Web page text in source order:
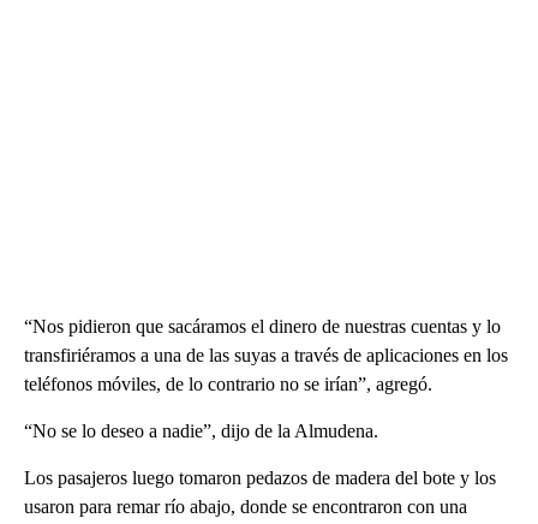
“Nos pidieron que sacáramos el dinero de nuestras cuentas y lo
transfiriéramos a una de las suyas a través de aplicaciones en los
teléfonos móviles, de lo contrario no se irían”, agregó.
“No se lo deseo a nadie”, dijo de la Almudena.
Los pasajeros luego tomaron pedazos de madera del bote y los
usaron para remar río abajo, donde se encontraron con una